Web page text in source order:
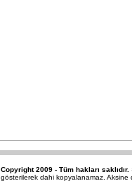
Copyright 2009 - Tüm hakları saklıdır.
gösterilerek dahi kopyalanamaz. Aksine